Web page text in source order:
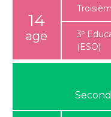
14
3º
(ESO)